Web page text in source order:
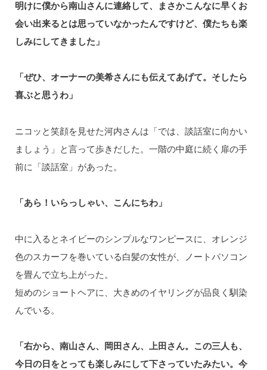
明けに僕から南山さんに連絡して、まさかこんなに早くお
会い出来るとは思っていなかったんですけど、僕たちも楽
しみにしてきました」
「ぜひ、オーナーの美希さんにも伝えてあげて。そしたら
喜ぶと思うわ」
ニコッと笑顔を見せた河内さんは「では、談話室に向かい
ましょう」と言って歩きだした。一階の中庭に続く扉の手
前に「談話室」があった。
「あら！いらっしゃい、こんにちわ」
中に入るとネイビーのシンプルなワンピースに、オレンジ
色のスカーフを巻いている白髪の女性が、ノートパソコン
を畳んで立ち上がった。
短めのショートヘアに、大きめのイヤリングが品良く馴染
んでいる。
「右から、南山さん、岡田さん、上田さん。この三人も、
今日の日をとっても楽しみにして下さっていたみたい。今